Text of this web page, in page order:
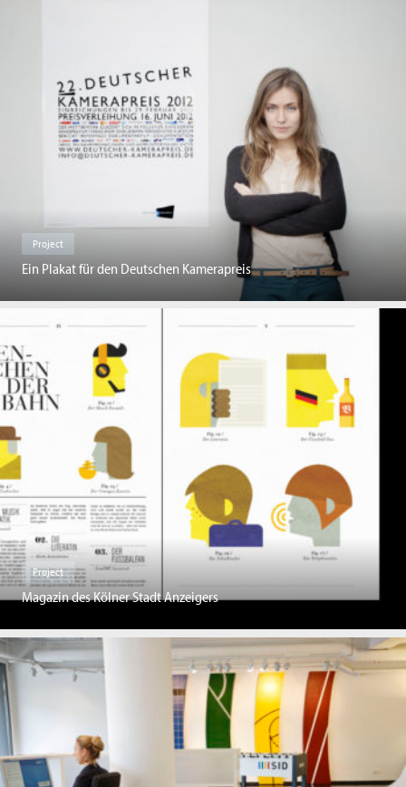
Project
Ein Plakat für den Deutschen Kamerapreis
Project
Magazin des Kölner Stadt Anzeigers